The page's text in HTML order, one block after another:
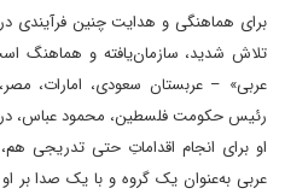
برای هماهنگی و هدایت چنین فرآیندی
تلاش شدید، سازمان‌یافته و هماهنگ
عربی» – عربستان سعودی، امارات،
رئیس‌ حکومت فلسطین، محمود عباس، در
او برای انجام اقداماتِ حتی تدریجی
عربی به‌عنوان یک گروه و با یک صدا بر